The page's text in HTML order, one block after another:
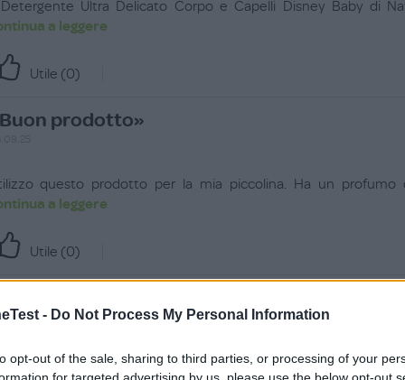
- Do Not Process My Personal Information
opt-out of the sale, sharing to third parties, or processing of your
Ultra Delicato Corpo e Capelli Disney Baby di
a leggere
Utile (0)
prodotto»
questo prodotto per la mia piccolina. Ha un profumo
a leggere
Utile (0)
delicato, profumazione gradevole, fa schiuma ma si